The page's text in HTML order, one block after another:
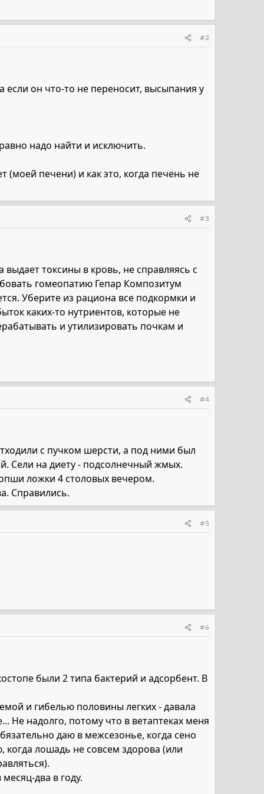
#2
если он что-то не переносит, высыпания у
надо найти и исключить.
печени) и как это, когда печень не
#3
токсины в кровь, не справляясь с
гомеопатию Гепар Композитум
Уберите из рациона все подкормки и
каких-то нутриентов, которые не
и утилизировать почкам и
#4
с пучком шерсти, а под ними был
Сели на диету - подсолнечный жмых.
ложки 4 столовых вечером.
Справились.
#5
#6
были 2 типа бактерий и адсорбент. В
и гибелью половины легких - давала
Не надолго, потому что в ветаптеках меня
даю в межсезонье, когда сено
когда лошадь не совсем здорова (или
два в году.